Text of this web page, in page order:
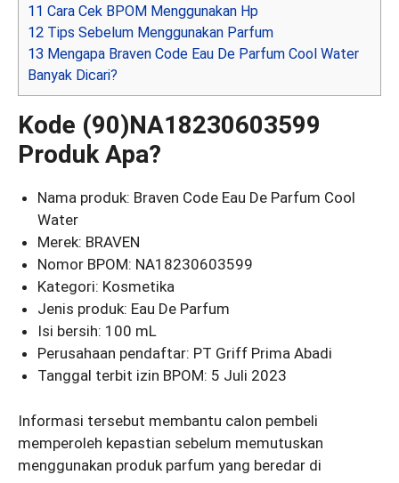
11 Cara Cek BPOM Menggunakan Hp
12 Tips Sebelum Menggunakan Parfum
13 Mengapa Braven Code Eau De Parfum Cool Water
Banyak Dicari?
Kode (90)NA18230603599
Produk Apa?
Nama produk: Braven Code Eau De Parfum Cool
Water
Merek: BRAVEN
Nomor BPOM: NA18230603599
Kategori: Kosmetika
Jenis produk: Eau De Parfum
Isi bersih: 100 mL
Perusahaan pendaftar: PT Griff Prima Abadi
Tanggal terbit izin BPOM: 5 Juli 2023
Informasi tersebut membantu calon pembeli
memperoleh kepastian sebelum memutuskan
menggunakan produk parfum yang beredar di